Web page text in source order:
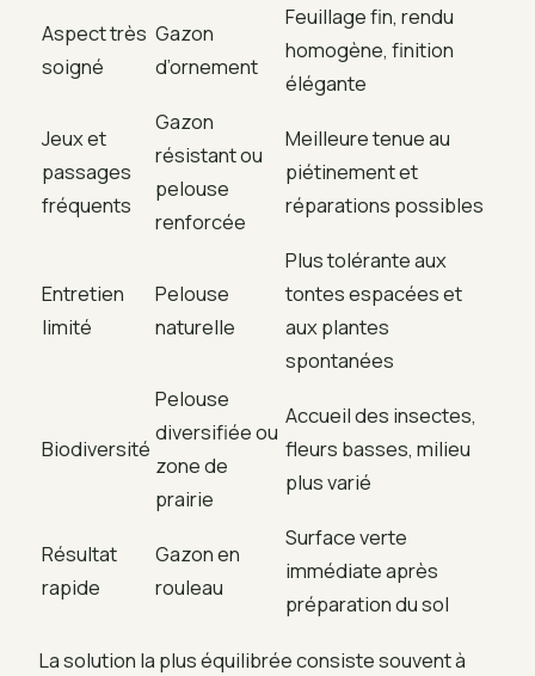
Aspect très
soigné
Gazon
d’ornement
Feuillage fin, rendu
homogène, finition
élégante
Jeux et
passages
fréquents
Gazon
résistant ou
pelouse
renforcée
Meilleure tenue au
piétinement et
réparations possibles
Entretien
limité
Pelouse
naturelle
Plus tolérante aux
tontes espacées et
aux plantes
spontanées
Biodiversité
Pelouse
diversifiée ou
zone de
prairie
Accueil des insectes,
fleurs basses, milieu
plus varié
Résultat
rapide
Gazon en
rouleau
Surface verte
immédiate après
préparation du sol
La solution la plus équilibrée consiste souvent à